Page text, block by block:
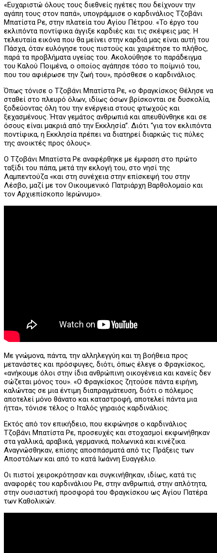
«Ευχαριστώ όλους τους διεθνείς ηγέτες που δείχνουν την
αγάπη τους στον παπά», υπογράμμισε ο καρδινάλιος Τζοβάνι
Μπατίστα Ρε, στην πλατεία του Αγίου Πέτρου. «Το έργο του
εκλιπόντα ποντίφικα άγγιξε καρδιές και τις σκέψεις μας. Η
τελευταία εικόνα που θα μείνει στην καρδιά μας είναι αυτή του
Πάσχα, όταν ευλόγησε τους πιστούς και χαιρέτησε το πλήθος,
παρά τα προβλήματα υγείας του. Ακολούθησε το παράδειγμα
του Καλού Ποιμένα, ο οποίος αγάπησε τόσο το ποίμνιό του,
που του αφιέρωσε την ζωή του», πρόσθεσε ο καρδινάλιος.
Όπως τόνισε ο Τζοβάνι Μπατίστα Ρε, «ο Φραγκίσκος Θέλησε να
σταθεί στο πλευρό όλων, ιδίως όσων βρίσκονται σε δυσκολία,
ξοδεύοντας όλη του την ενέργεια στους φτωχούς και
ξεχασμένους. Ήταν γεμάτος ανθρωπιά και απευθύνθηκε και σε
όσους είναι μακριά από την Εκκλησία”. Διότι “για τον εκλιπόντα
ποντίφικα, η Εκκλησία πρέπει να διατηρεί διαρκώς τις πύλες
της ανοικτές προς όλους».
Ο Τζοβάνι Μπατίστα Ρε αναφέρθηκε με έμφαση στο πρώτο
ταξίδι του πάπα, μετά την εκλογή του, στο νησί της
Λαμπεντούζα «και στη συνέχεια στην επίσκεψή του στην
Λέσβο, μαζί με τον Οικουμενικό Πατριάρχη Βαρθολομαίο και
τον Αρχιεπίσκοπο Ιερώνυμο».
Με γνώμονα, πάντα, την αλληλεγγύη και τη βοήθεια προς
μετανάστες και πρόσφυγες, διότι, όπως έλεγε ο Φραγκίσκος,
«ανήκουμε όλοι στην ίδια ανθρώπινη οικογένεια και κανείς δεν
σώζεται μόνος του». «Ο Φραγκίσκος ζητούσε πάντα ειρήνη,
καλώντας σε μια έντιμη διαπραγμάτευση, διότι ο πόλεμος
αποτελεί μόνο θάνατο και καταστροφή, αποτελεί πάντα μια
ήττα», τόνισε τέλος ο Ιταλός γηραιός καρδινάλιος.
Εκτός από τον επικήδειο, που εκφώνησε ο καρδινάλιος
Τζοβάνι Μπατίστα Ρε, προσευχές και στοχασμοί εκφωνήθηκαν
στα γαλλικά, αραβικά, γερμανικά, πολωνικά και κινέζικα.
Αναγνώσθηκαν, επίσης αποσπάσματά από τις Πράξεις των
Αποστόλων και από το κατά Ιωάννη Ευαγγέλιο.
Οι πιστοί χειροκρότησαν και συγκινήθηκαν, ιδίως, κατά τις
αναφορές του καρδινάλιου Ρε, στην ανθρωπιά, στην απλότητα,
στην ουσιαστική προσφορά του Φραγκίσκου ως Αγίου Πατέρα
των Καθολικών.